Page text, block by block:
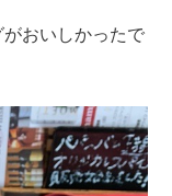
おいしかったで